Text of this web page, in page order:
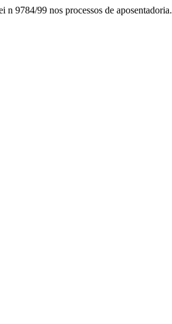
9784/99 nos processos de aposentadoria.